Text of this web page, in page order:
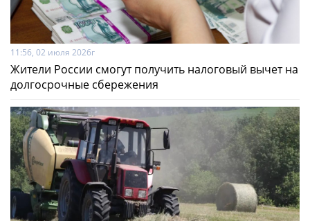
11:56, 02 июля 2026г
Жители России смогут получить налоговый вычет на
долгосрочные сбережения